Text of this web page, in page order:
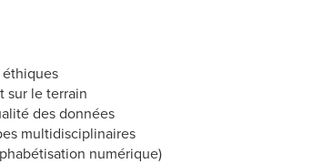
sur le terrain
des données
multidisciplinaires
numérique)